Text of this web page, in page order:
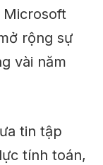
Microsoft
rộng sự
vài năm
tin tập
tính toán,